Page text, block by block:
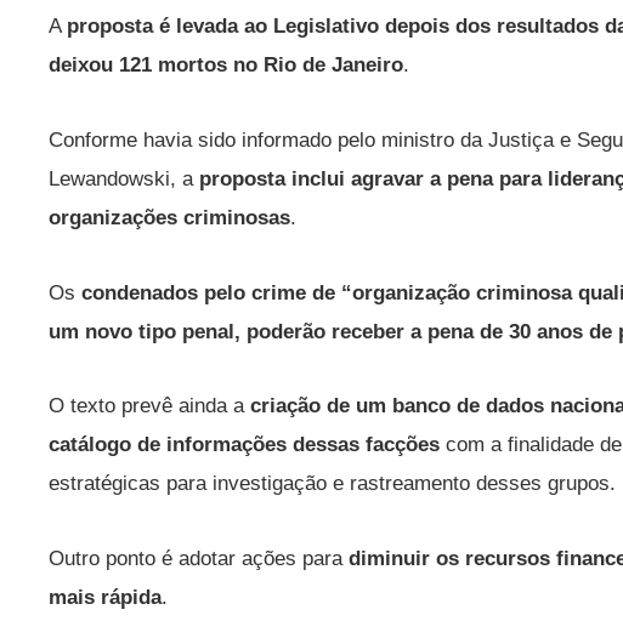
A proposta é levada ao Legislativo depois dos resultados
deixou 121 mortos no Rio de Janeiro.
Conforme havia sido informado pelo ministro da Justiça e
Lewandowski, a proposta inclui agravar a pena para
organizações criminosas.
Os condenados pelo crime de “organização criminosa
um novo tipo penal, poderão receber a pena de 30 anos de
O texto prevê ainda a criação de um banco de dados
catálogo de informações dessas facções com a finalidade
estratégicas para investigação e rastreamento desses grupos.
Outro ponto é adotar ações para diminuir os recursos
mais rápida.